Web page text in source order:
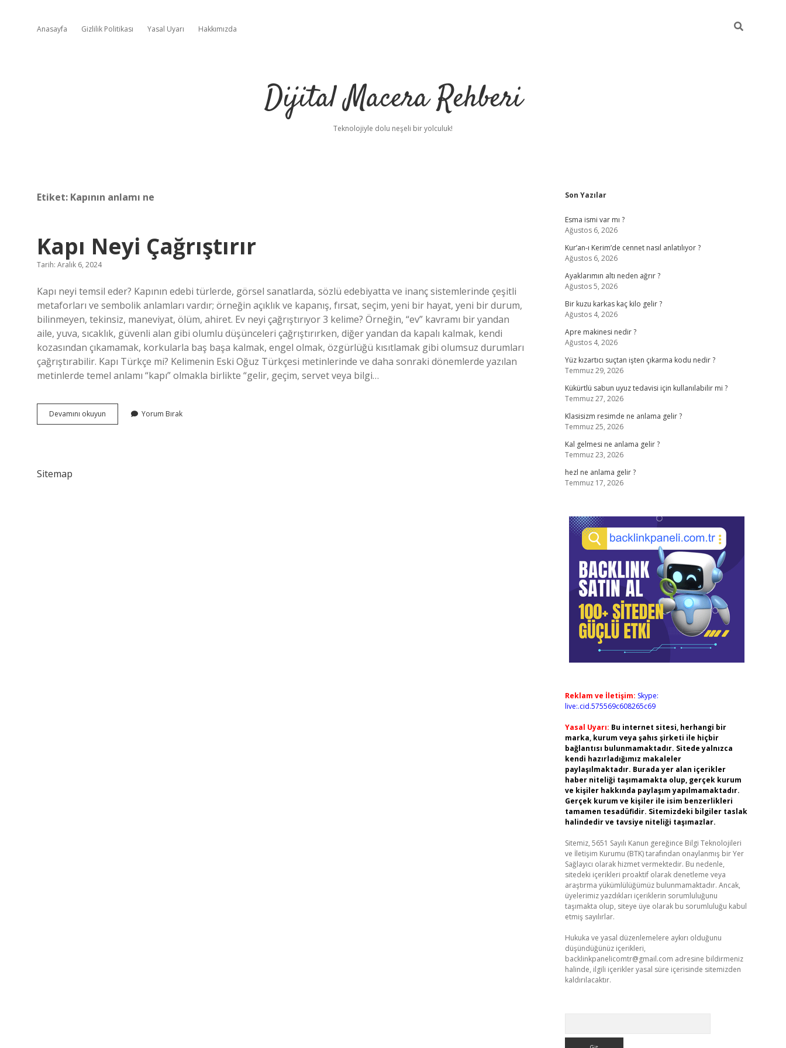
Anasayfa Gizlilik Politikası Yasal Uyarı Hakkımızda
Dijital Macera Rehberi
Teknolojiyle dolu neşeli bir yolculuk!
Etiket: Kapının anlamı ne
Kapı Neyi Çağrıştırır
Tarih: Aralık 6, 2024
Kapı neyi temsil eder? Kapının edebi türlerde, görsel sanatlarda, sözlü edebiyatta ve inanç sistemlerinde çeşitli
metaforları ve sembolik anlamları vardır; örneğin açıklık ve kapanış, fırsat, seçim, yeni bir hayat, yeni bir durum,
bilinmeyen, tekinsiz, maneviyat, ölüm, ahiret. Ev neyi çağrıştırıyor 3 kelime? Örneğin, “ev” kavramı bir yandan
aile, yuva, sıcaklık, güvenli alan gibi olumlu düşünceleri çağrıştırırken, diğer yandan da kapalı kalmak, kendi
kozasından çıkamamak, korkularla baş başa kalmak, engel olmak, özgürlüğü kısıtlamak gibi olumsuz durumları
çağrıştırabilir. Kapı Türkçe mi? Kelimenin Eski Oğuz Türkçesi metinlerinde ve daha sonraki dönemlerde yazılan
metinlerde temel anlamı “kapı” olmakla birlikte “gelir, geçim, servet veya bilgi…
Devamını okuyun
Neyi
Yorum Bırak
Sitemap
Sidebar
Son Yazılar
Esma ismi var mı ?
Ağustos 6, 2026
Kur’an-ı Kerim’de cennet nasıl anlatılıyor ?
Ağustos 6, 2026
Ayaklarımın altı neden ağrır ?
Ağustos 5, 2026
Bir kuzu karkas kaç kilo gelir ?
Ağustos 4, 2026
Apre makinesi nedir ?
Ağustos 4, 2026
Yüz kızartıcı suçtan işten çıkarma kodu nedir ?
Temmuz 29, 2026
Kükürtlü sabun uyuz tedavisi için kullanılabilir mi ?
Temmuz 27, 2026
Klasisizm resimde ne anlama gelir ?
Temmuz 25, 2026
Kal gelmesi ne anlama gelir ?
Temmuz 23, 2026
hezl ne anlama gelir ?
Temmuz 17, 2026
Reklam ve İletişim: Skype:
live:.cid.575569c608265c69
Yasal Uyarı: Bu internet sitesi, herhangi bir
marka, kurum veya şahıs şirketi ile hiçbir
bağlantısı bulunmamaktadır. Sitede yalnızca
kendi hazırladığımız makaleler
paylaşılmaktadır. Burada yer alan içerikler
haber niteliği taşımamakta olup, gerçek kurum
ve kişiler hakkında paylaşım yapılmamaktadır.
Gerçek kurum ve kişiler ile isim benzerlikleri
tamamen tesadüfidir. Sitemizdeki bilgiler taslak
halindedir ve tavsiye niteliği taşımazlar.
Sitemiz, 5651 Sayılı Kanun gereğince Bilgi Teknolojileri
ve İletişim Kurumu (BTK) tarafından onaylanmış bir Yer
Sağlayıcı olarak hizmet vermektedir. Bu nedenle,
sitedeki içerikleri proaktif olarak denetleme veya
araştırma yükümlülüğümüz bulunmamaktadır. Ancak,
üyelerimiz yazdıkları içeriklerin sorumluluğunu
taşımakta olup, siteye üye olarak bu sorumluluğu kabul
etmiş sayılırlar.
Hukuka ve yasal düzenlemelere aykırı olduğunu
düşündüğünüz içerikleri,
backlinkpanelicomtr@gmail.com adresine bildirmeniz
halinde, ilgili içerikler yasal süre içerisinde sitemizden
kaldırılacaktır.